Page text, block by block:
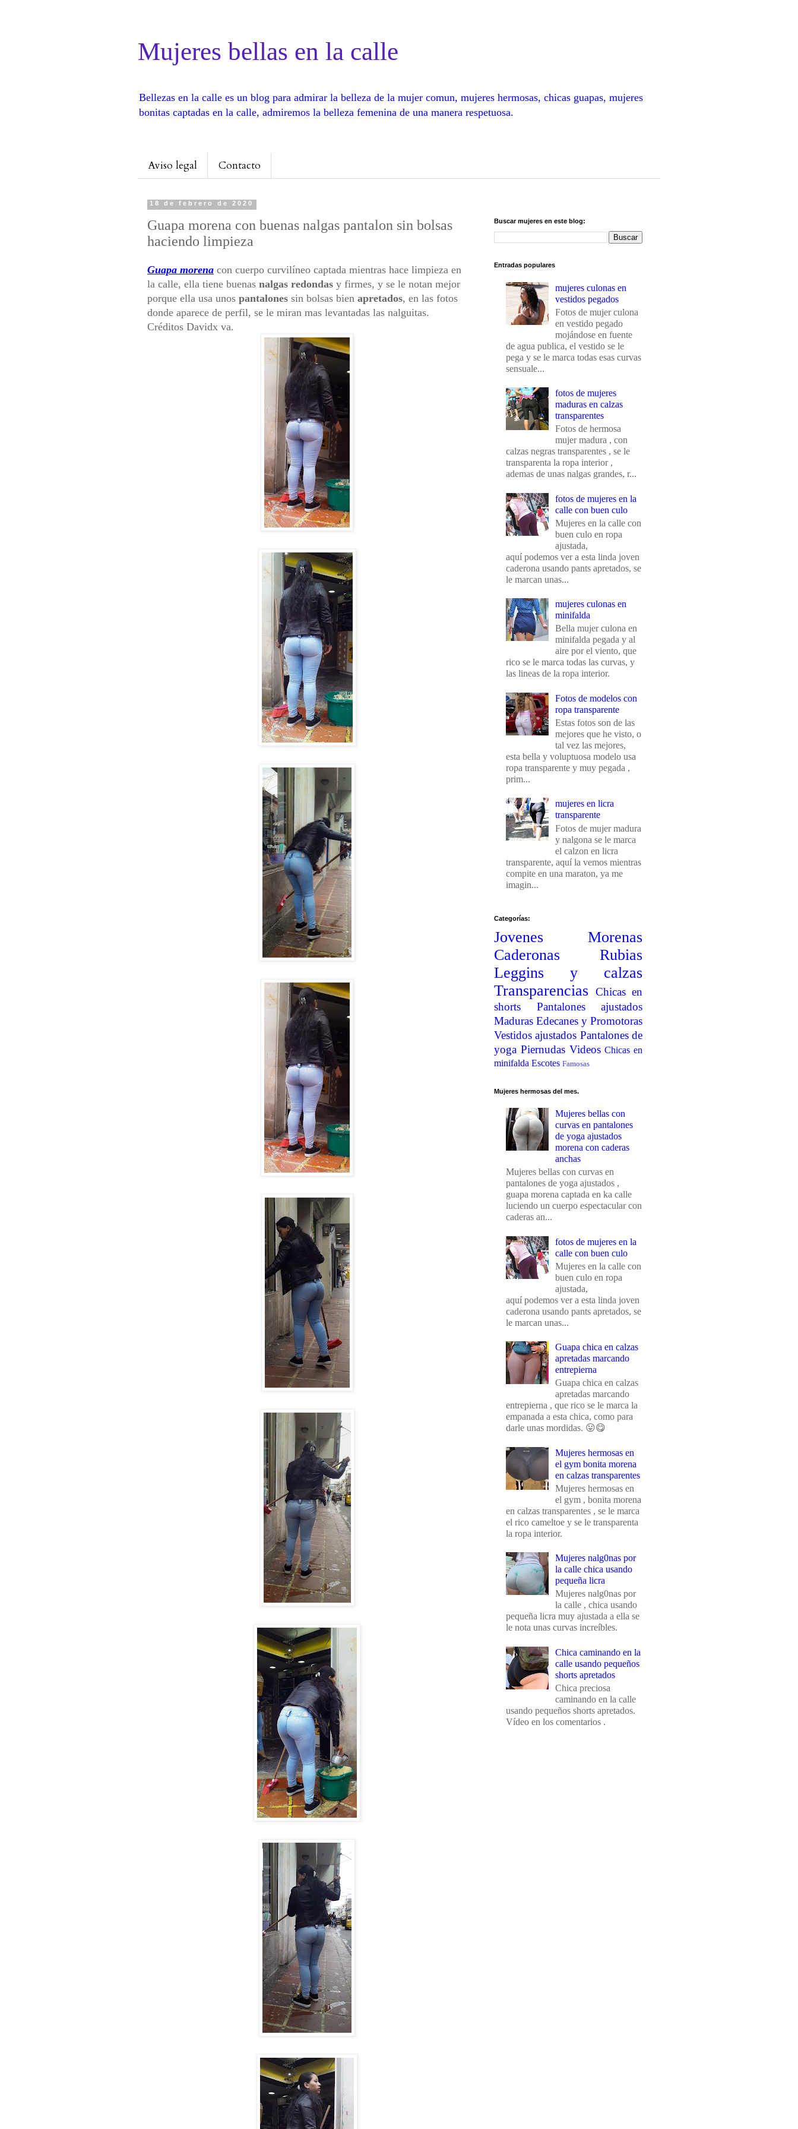
Mujeres bellas en la calle
Bellezas en la calle es un blog para admirar la belleza de la mujer comun, mujeres hermosas, chicas guapas, mujeres
bonitas captadas en la calle, admiremos la belleza femenina de una manera respetuosa.
Aviso legal Contacto
18 de febrero de 2020
Guapa morena con buenas nalgas pantalon sin bolsas
haciendo limpieza
Guapa morena con cuerpo curvilíneo captada mientras hace limpieza en
la calle, ella tiene buenas nalgas redondas y firmes, y se le notan mejor
porque ella usa unos pantalones sin bolsas bien apretados, en las fotos
donde aparece de perfil, se le miran mas levantadas las nalguitas.
Créditos Davidx va.
Buscar mujeres en este blog:
Entradas populares
mujeres culonas en
vestidos pegados
Fotos de mujer culona
en vestido pegado
mojándose en fuente
de agua publica, el vestido se le
pega y se le marca todas esas curvas
sensuale...
fotos de mujeres
maduras en calzas
transparentes
Fotos de hermosa
mujer madura , con
calzas negras transparentes , se le
transparenta la ropa interior ,
ademas de unas nalgas grandes, r...
fotos de mujeres en la
calle con buen culo
Mujeres en la calle con
buen culo en ropa
ajustada,
aquí podemos ver a esta linda joven
caderona usando pants apretados, se
le marcan unas...
mujeres culonas en
minifalda
Bella mujer culona en
minifalda pegada y al
aire por el viento, que
rico se le marca todas las curvas, y
las lineas de la ropa interior.
Fotos de modelos con
ropa transparente
Estas fotos son de las
mejores que he visto, o
tal vez las mejores,
esta bella y voluptuosa modelo usa
ropa transparente y muy pegada ,
prim...
mujeres en licra
transparente
Fotos de mujer madura
y nalgona se le marca
el calzon en licra
transparente, aquí la vemos mientras
compite en una maraton, ya me
imagin...
Categorías:
Jovenes
Morenas
Caderonas
Rubias
Leggins y calzas
Transparencias Chicas en
shorts
Pantalones ajustados
Maduras Edecanes y Promotoras
Vestidos ajustados Pantalones de
yoga Piernudas Videos Chicas en
minifalda Escotes Famosas
Mujeres hermosas del mes.
Mujeres bellas con
curvas en pantalones
de yoga ajustados
morena con caderas
anchas
Mujeres bellas con curvas en
pantalones de yoga ajustados ,
guapa morena captada en ka calle
luciendo un cuerpo espectacular con
caderas an...
fotos de mujeres en la
calle con buen culo
Mujeres en la calle con
buen culo en ropa
ajustada,
aquí podemos ver a esta linda joven
caderona usando pants apretados, se
le marcan unas...
Guapa chica en calzas
apretadas marcando
entrepierna
Guapa chica en calzas
apretadas marcando
entrepierna , que rico se le marca la
empanada a esta chica, como para
darle unas mordidas. 😛😋
Mujeres hermosas en
el gym bonita morena
en calzas transparentes
Mujeres hermosas en
el gym , bonita morena
en calzas transparentes , se le marca
el rico cameltoe y se le transparenta
la ropa interior.
Mujeres nalg0nas por
la calle chica usando
pequeña licra
Mujeres nalg0nas por
la calle , chica usando
pequeña licra muy ajustada a ella se
le nota unas curvas increíbles.
Chica caminando en la
calle usando pequeños
shorts apretados
Chica preciosa
caminando en la calle
usando pequeños shorts apretados.
Vídeo en los comentarios .